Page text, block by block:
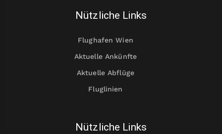
Nützliche Links
Flughafen Wien
Aktuelle Ankünfte
Aktuelle Abflüge
Fluglinien
Nützliche Links